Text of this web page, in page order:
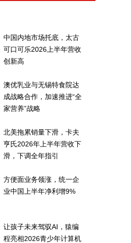
中国内地市场托底，太古
可口可乐2026上半年营收
创新高
澳优乳业与无锡特食院达
成战略合作，加速推进“全
家营养”战略
北美拖累销量下滑，卡夫
亨氏2026年上半年营收下
滑，下调全年指引
方便面业务领涨，统一企
业中国上半年净利增9%
让孩子未来驾驭AI，猿编
程亮相2026青少年计算机